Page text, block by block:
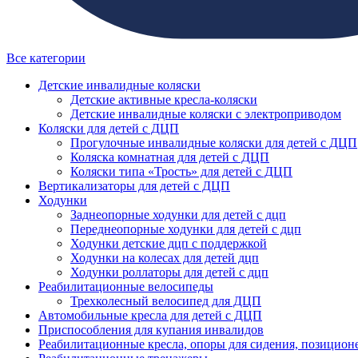
Все категории
Детские инвалидные коляски
Детские активные кресла-коляски
Детские инвалидные коляски с электроприводом
Коляски для детей с ДЦП
Прогулочные инвалидные коляски для детей с ДЦП
Коляска комнатная для детей с ДЦП
Коляски типа «Трость» для детей с ДЦП
Вертикализаторы для детей с ДЦП
Ходунки
Заднеопорные ходунки для детей с дцп
Переднеопорные ходунки для детей с дцп
Ходунки детские дцп с поддержкой
Ходунки на колесах для детей дцп
Ходунки роллаторы для детей с дцп
Реабилитационные велосипеды
Трехколесный велосипед для ДЦП
Автомобильные кресла для детей с ДЦП
Приспособления для купания инвалидов
Реабилитационные кресла, опоры для сидения,